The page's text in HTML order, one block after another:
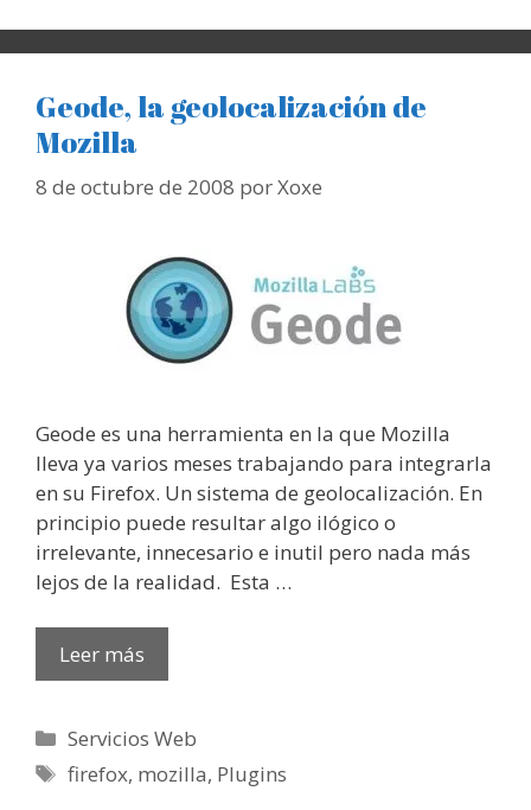
Geode, la geolocalización de
Mozilla
8 de octubre de 2008 porXoxe
Geode es una herramienta en la que Mozilla
lleva ya varios meses trabajando para integrarla
en su Firefox. Un sistema de geolocalización. En
principio puede resultar algo ilógico o
irrelevante, innecesario e inutil pero nada más
lejos de la realidad. Esta …
Leer más
Categorías
Servicios Web
Etiquetas
firefox, mozilla, Plugins